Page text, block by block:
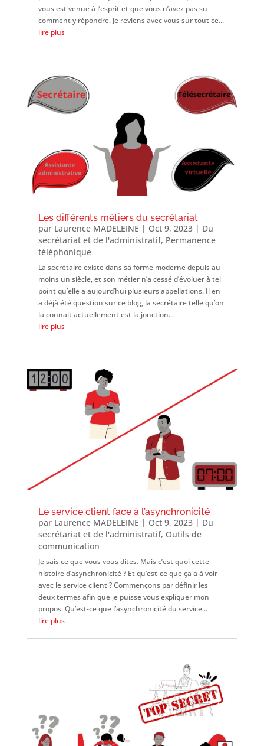
vous est venue à l’esprit et que vous n’avez pas su
comment y répondre. Je reviens avec vous sur tout ce...
lire plus
Les différents métiers du secrétariat
par Laurence MADELEINE | Oct 9, 2023| Du
secrétariat et de l'administratif, Permanence
téléphonique
La secrétaire existe dans sa forme moderne depuis au
moins un siècle, et son métier n’a cessé d’évoluer à tel
point qu’elle a aujourd’hui plusieurs appellations. Il en
a déjà été question sur ce blog, la secrétaire telle qu’on
la connait actuellement est la jonction...
lire plus
Le service client face à l’asynchronicité
par Laurence MADELEINE | Oct 9, 2023| Du
secrétariat et de l'administratif, Outils de
communication
Je sais ce que vous vous dites. Mais c’est quoi cette
histoire d’asynchronicité ? Et qu’est-ce que ça a à voir
avec le service client ? Commençons par définir les
deux termes afin que je puisse vous expliquer mon
propos. Qu’est-ce que l’asynchronicité du service...
lire plus